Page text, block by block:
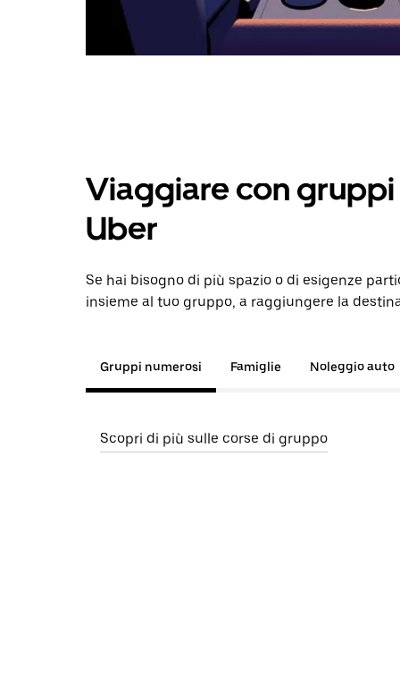
Viaggiare con gruppi
Uber
Se hai bisogno di più spazio o di esigenze
insieme al tuo gruppo, a raggiungere la
Gruppi numerosi Famiglie Noleggio auto
Scopri di più sulle corse di gruppo